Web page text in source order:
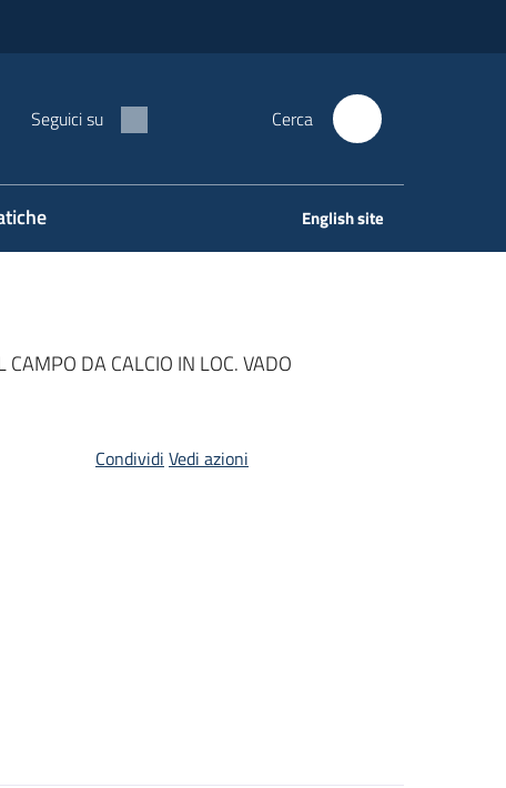
Seguici su Cerca
English site
DA CALCIO IN LOC. VADO
Condividi Vedi azioni